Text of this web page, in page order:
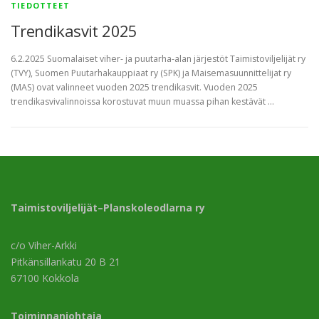
TIEDOTTEET
Trendikasvit 2025
6.2.2025 Suomalaiset viher- ja puutarha-alan järjestöt Taimistoviljelijät ry
(TVY), Suomen Puutarhakauppiaat ry (SPK) ja Maisemasuunnittelijat ry
(MAS) ovat valinneet vuoden 2025 trendikasvit. Vuoden 2025
trendikasvivalinnoissa korostuvat muun muassa pihan kestävät …
Taimistoviljelijät–Planskoleodlarna ry
c/o Viher-Arkki
Pitkänsillankatu 20 B 21
67100 Kokkola
Toiminnanjohtaja